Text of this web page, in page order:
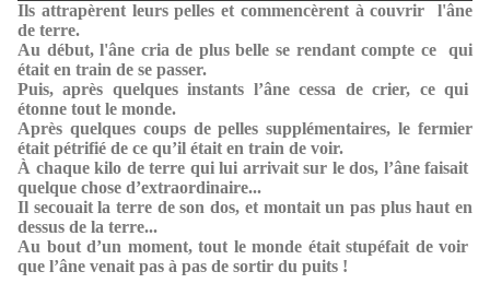
Ils attrapèrent leurs pelles et commencèrent à couvrir l'âne
de terre.
Au début, l'âne cria de plus belle se rendant compte ce qui
était en train de se passer.
Puis, après quelques instants l’âne cessa de crier, ce qui
étonne tout le monde.
Après quelques coups de pelles supplémentaires, le fermier
était pétrifié de ce qu’il était en train de voir.
À chaque kilo de terre qui lui arrivait sur le dos, l’âne faisait
quelque chose d’extraordinaire...
Il secouait la terre de son dos, et montait un pas plus haut en
dessus de la terre...
Au bout d’un moment, tout le monde était stupéfait de voir
que l’âne venait pas à pas de sortir du puits !